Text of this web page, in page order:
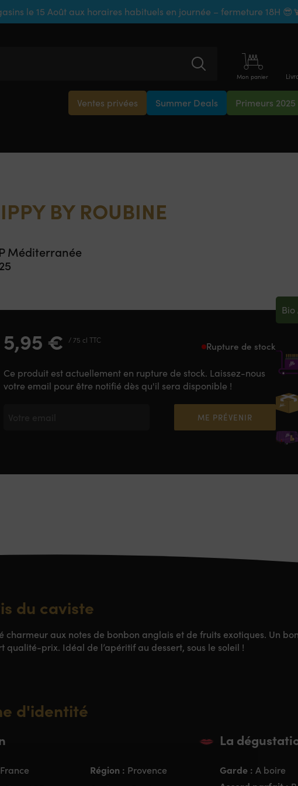
le 15 Août aux horaires habituels en journée – fermeture 18H
Mon panier
Ventes privées Summer Deals Primeurs 2025
BY ROUBINE
Méditerranée
5,95 € / 75 cl TTC Rupture de stock
Ce produit est actuellement en rupture de stock. Laissez-nous
votre email pour être notifié dès qu'il sera disponible !
ME PRÉVENIR
Bio
du caviste
charmeur aux notes de bonbon anglais et de fruits exotiques. Un
qualité-prix. Idéal de l’apéritif au dessert, sous le soleil !
d'identité
France Région : Provence
La
Garde : A boire